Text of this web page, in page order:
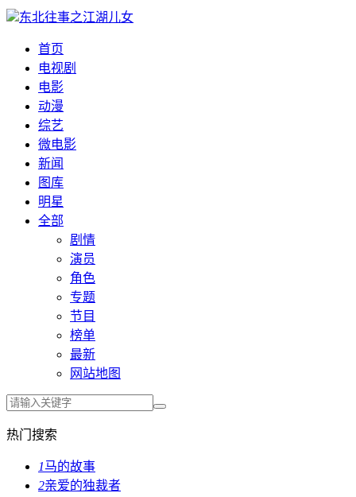
东北往事之江湖儿女
首页
电视剧
电影
动漫
综艺
微电影
新闻
图库
明星
全部
剧情
演员
角色
专题
节目
榜单
最新
网站地图
热门搜索
1马的故事
2亲爱的独裁者